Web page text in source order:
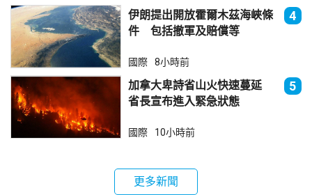
伊朗提出開放霍爾木茲海峽條
件 包括撤軍及賠償等
4
國際 8小時前
加拿大卑詩省山火快速蔓延
省長宣布進入緊急狀態
5
國際 10小時前
更多新聞